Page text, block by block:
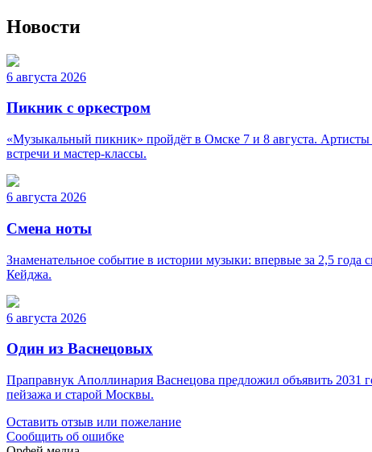
Новости
6 августа 2026
Пикник с оркестром
«Музыкальный пикник» пройдёт в Омске 7 и 8 августа.
встречи и мастер-классы.
6 августа 2026
Смена ноты
Знаменательное событие в истории музыки: впервые за 2,5
Кейджа.
6 августа 2026
Один из Васнецовых
Праправнук Аполлинария Васнецова предложил объявить 2031
пейзажа и старой Москвы.
Оставить отзыв или пожелание
Сообщить об ошибке